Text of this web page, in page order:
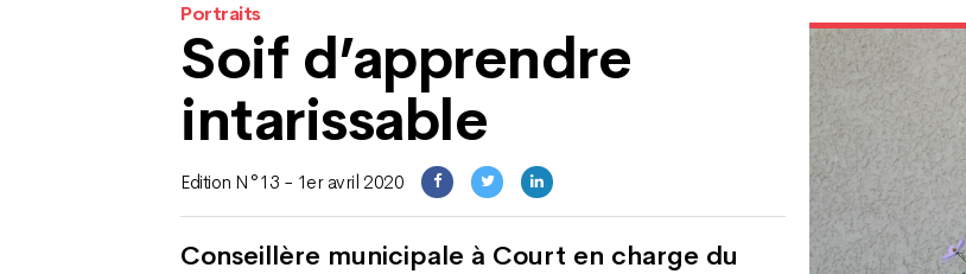
Portraits
Soif d’apprendre
intarissable
Edition N°13 - 1er avril 2020
Conseillère municipale à Court en charge du